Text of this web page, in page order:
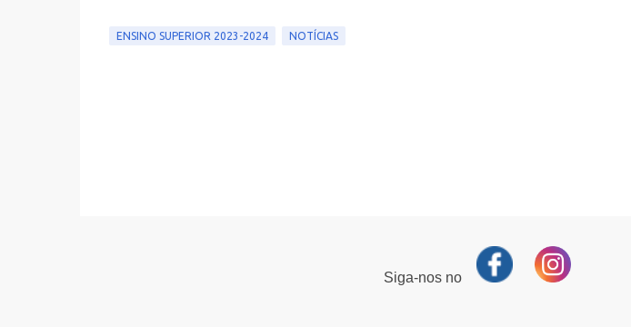
ENSINO SUPERIOR 2023-2024 NOTÍCIAS
Siga-nos no